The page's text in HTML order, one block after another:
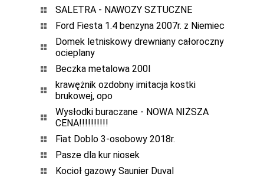
SALETRA - NAWOZY SZTUCZNE
Ford Fiesta 1.4 benzyna 2007r. z Niemiec
Domek letniskowy drewniany całoroczny
ocieplany
Beczka metalowa 200l
krawężnik ozdobny imitacja kostki
brukowej, opo
Wysłodki buraczane - NOWA NIŻSZA
CENA!!!!!!!!!!
Fiat Doblo 3-osobowy 2018r.
Pasze dla kur niosek
Kocioł gazowy Saunier Duval